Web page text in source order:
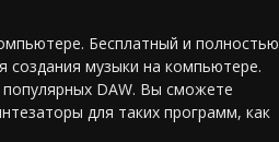
Бесплатный и полностью
создания музыки на компьютере.
DAW. Вы сможете
для таких программ, как